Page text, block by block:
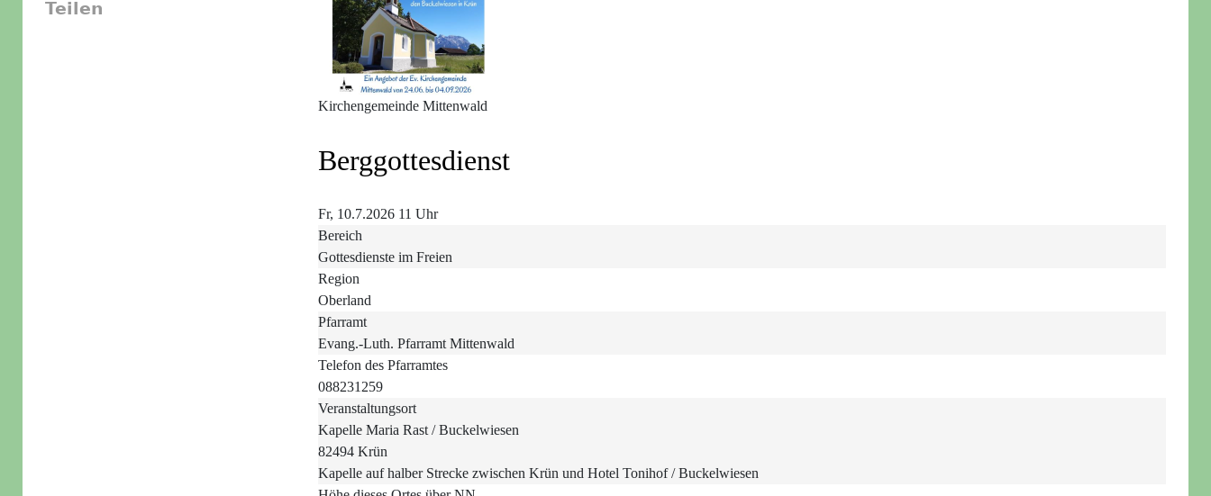
Teilen
Kirchengemeinde Mittenwald
Berggottesdienst
Fr, 10.7.2026 11 Uhr
Bereich
Gottesdienste im Freien
Region
Oberland
Pfarramt
Evang.-Luth. Pfarramt Mittenwald
Telefon des Pfarramtes
088231259
Veranstaltungsort
Kapelle Maria Rast / Buckelwiesen
82494 Krün
Kapelle auf halber Strecke zwischen Krün und Hotel Tonihof / Buckelwiesen